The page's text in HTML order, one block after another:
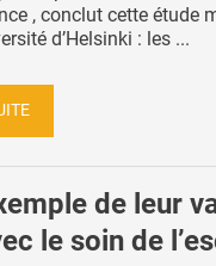
, conclut cette étude
d’Helsinki : les ...
de leur
le soin de